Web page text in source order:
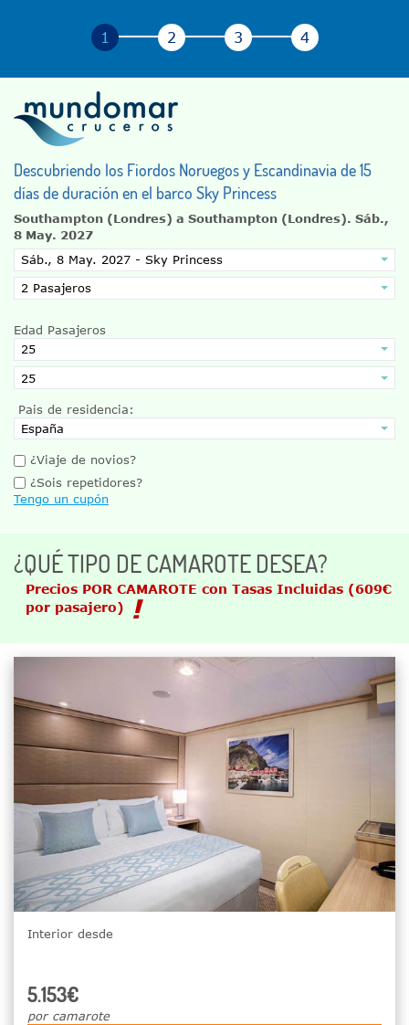
Descubriendo los Fiordos Noruegos y Escandinavia de 15
días de duración en el barco Sky Princess
Southampton (Londres) a Southampton (Londres). Sáb.,
8 May. 2027
Edad Pasajeros
Pais de residencia:
¿Viaje de novios?
¿Sois repetidores?
Tengo un cupón
¿QUÉ TIPO DE CAMAROTE DESEA?
Precios POR CAMAROTE con Tasas Incluidas (609€
por pasajero)
Interior desde
5.153€
por camarote